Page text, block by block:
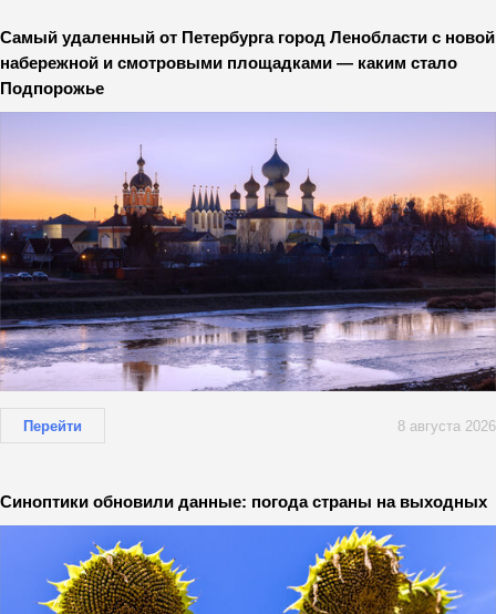
Самый удаленный от Петербурга город Ленобласти с новой
набережной и смотровыми площадками — каким стало
Подпорожье
Перейти 8 августа 2026
Синоптики обновили данные: погода страны на выходных